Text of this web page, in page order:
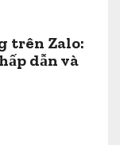
trên Zalo:
dẫn và